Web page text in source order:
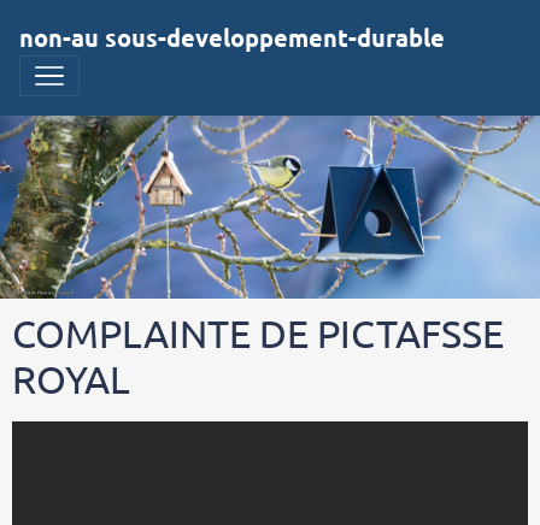
non-au sous-developpement-durable
COMPLAINTE DE PICTAFSSE
ROYAL